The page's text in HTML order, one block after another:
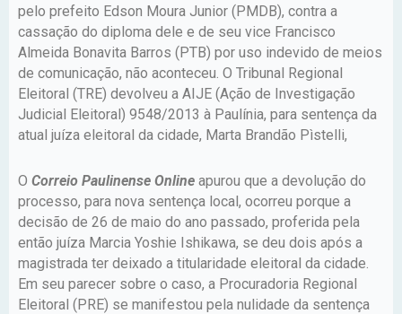
pelo prefeito Edson Moura Junior (PMDB), contra a
cassação do diploma dele e de seu vice Francisco
Almeida Bonavita Barros (PTB) por uso indevido de meios
de comunicação, não aconteceu. O Tribunal Regional
Eleitoral (TRE) devolveu a AIJE (Ação de Investigação
Judicial Eleitoral) 9548/2013 à Paulínia, para sentença da
atual juíza eleitoral da cidade, Marta Brandão Pìstelli,
O Correio Paulinense Online apurou que a devolução do
processo, para nova sentença local, ocorreu porque a
decisão de 26 de maio do ano passado, proferida pela
então juíza Marcia Yoshie Ishikawa, se deu dois após a
magistrada ter deixado a titularidade eleitoral da cidade.
Em seu parecer sobre o caso, a Procuradoria Regional
Eleitoral (PRE) se manifestou pela nulidade da sentença